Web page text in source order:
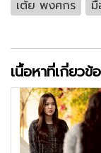
เต้ย พงศกร
เนื้อหาที่เกี่ยวข้